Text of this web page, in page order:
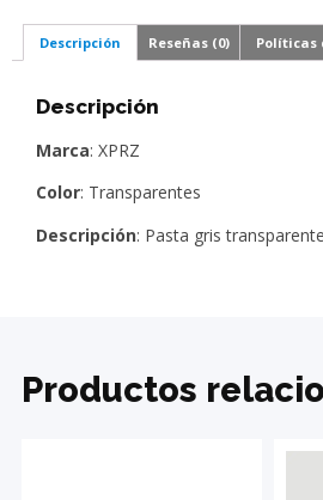
Descripción Reseñas (0) Políticas
Descripción
Marca: XPRZ
Color: Transparentes
Descripción: Pasta gris
Productos